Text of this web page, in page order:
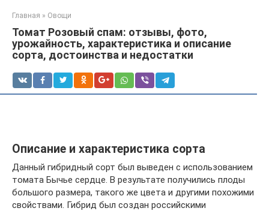
Главная » Овощи
Томат Розовый спам: отзывы, фото,
урожайность, характеристика и описание
сорта, достоинства и недостатки
Описание и характеристика сорта
Данный гибридный сорт был выведен с использованием
томата Бычье сердце. В результате получились плоды
большого размера, такого же цвета и другими похожими
свойствами. Гибрид был создан российскими